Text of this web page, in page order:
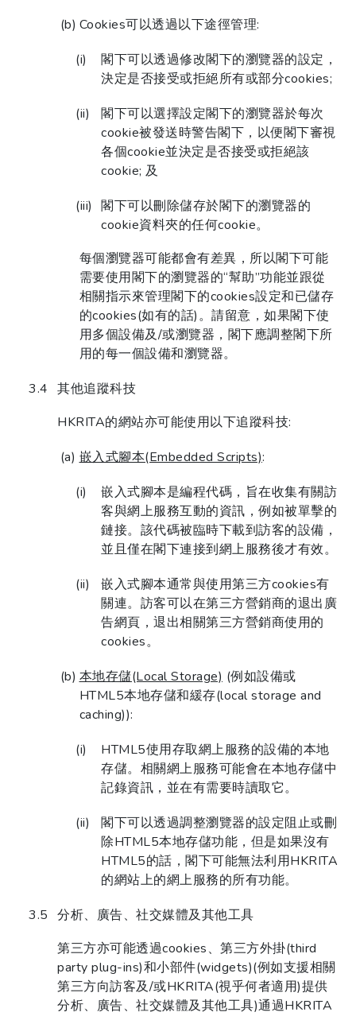
Cookies可以透過以下途徑管理:
閣下可以透過修改閣下的瀏覽器的設定，
決定是否接受或拒絕所有或部分cookies;
閣下可以選擇設定閣下的瀏覽器於每次
cookie被發送時警告閣下，以便閣下審視
各個cookie並決定是否接受或拒絕該
cookie; 及
閣下可以刪除儲存於閣下的瀏覽器的
cookie資料夾的任何cookie。
每個瀏覽器可能都會有差異，所以閣下可能
需要使用閣下的瀏覽器的“幫助”功能並跟從
相關指示來管理閣下的cookies設定和已儲存
的cookies(如有的話)。請留意，如果閣下使
用多個設備及/或瀏覽器，閣下應調整閣下所
用的每一個設備和瀏覽器。
其他追蹤科技
HKRITA的網站亦可能使用以下追蹤科技:
嵌入式腳本(Embedded Scripts):
嵌入式腳本是編程代碼，旨在收集有關訪
客與網上服務互動的資訊，例如被單擊的
鏈接。該代碼被臨時下載到訪客的設備，
並且僅在閣下連接到網上服務後才有效。
嵌入式腳本通常與使用第三方cookies有
關連。訪客可以在第三方營銷商的退出廣
告網頁，退出相關第三方營銷商使用的
cookies。
本地存儲(Local Storage) (例如設備或
HTML5本地存儲和緩存(local storage and
caching)):
HTML5使用存取網上服務的設備的本地
存儲。相關網上服務可能會在本地存儲中
記錄資訊，並在有需要時讀取它。
閣下可以透過調整瀏覽器的設定阻止或刪
除HTML5本地存儲功能，但是如果沒有
HTML5的話，閣下可能無法利用HKRITA
的網站上的網上服務的所有功能。
分析、廣告、社交媒體及其他工具
第三方亦可能透過cookies、第三方外掛(third
party plug-ins)和小部件(widgets)(例如支援相關
第三方向訪客及/或HKRITA(視乎何者適用)提供
分析、廣告、社交媒體及其他工具)通過HKRITA